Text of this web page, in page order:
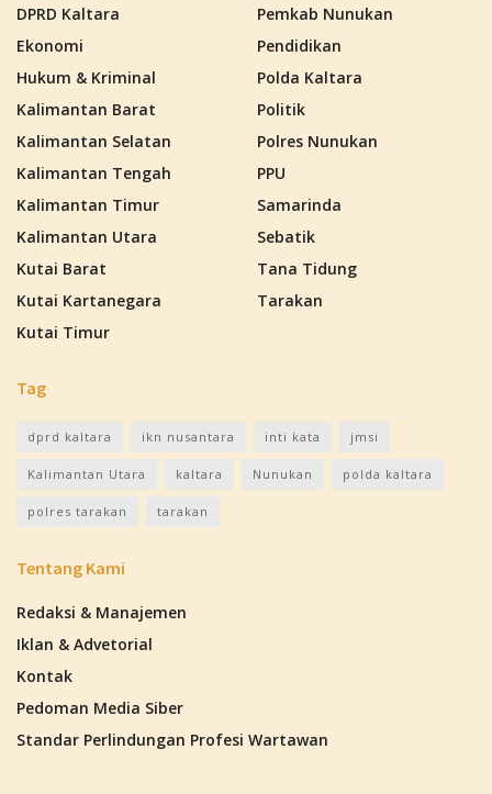
DPRD Kaltara
Ekonomi
Hukum & Kriminal
Kalimantan Barat
Kalimantan Selatan
Kalimantan Tengah
Kalimantan Timur
Kalimantan Utara
Kutai Barat
Kutai Kartanegara
Kutai Timur
Pemkab Nunukan
Pendidikan
Polda Kaltara
Politik
Polres Nunukan
PPU
Samarinda
Sebatik
Tana Tidung
Tarakan
Tag
dprd kaltara ikn nusantara inti kata jmsi
Kalimantan Utara kaltara Nunukan polda kaltara
polres tarakan tarakan
Tentang Kami
Redaksi & Manajemen
Iklan & Advetorial
Kontak
Pedoman Media Siber
Standar Perlindungan Profesi Wartawan